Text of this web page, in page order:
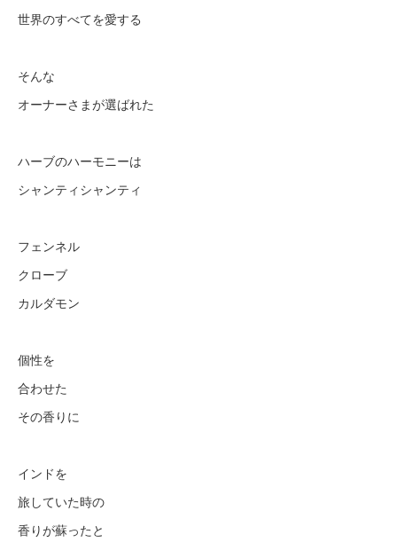
世界のすべてを愛する
そんな
オーナーさまが選ばれた
ハーブのハーモニーは
シャンティシャンティ
フェンネル
クローブ
カルダモン
個性を
合わせた
その香りに
インドを
旅していた時の
香りが蘇ったと